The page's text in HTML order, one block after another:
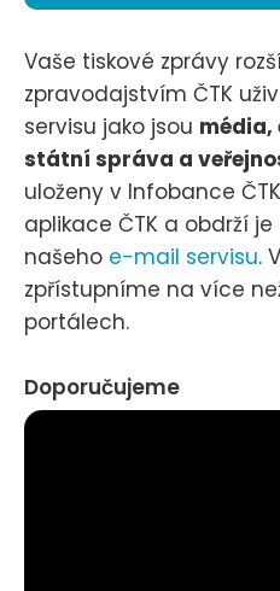
Vaše tiskové zprávy
zpravodajstvím ČTK
servisu jako jsou média,
státní správa a
uloženy v Infobance
aplikace ČTK a obdrží
našeho e-mail servisu.
zpřístupníme na více
portálech.
Doporučujeme